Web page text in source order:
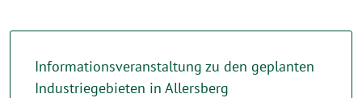
Informationsveranstaltung zu den geplanten
Industriegebieten in Allersberg